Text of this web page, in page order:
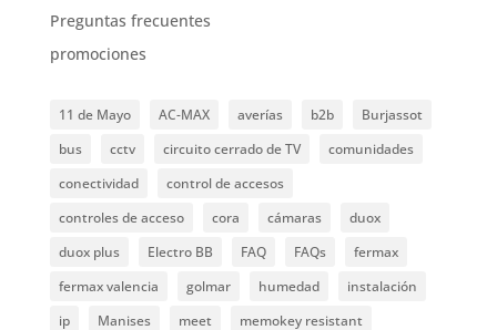
Preguntas frecuentes
promociones
11 de Mayo AC-MAX averías b2b
Burjassot
bus
cctv circuito cerrado de TV
comunidades
conectividad
control de accesos
controles de acceso
cora cámaras
duox
duox plus
Electro BB FAQ FAQs
fermax
fermax valencia
golmar humedad
instalación
ip
Manises meet
memokey resistant